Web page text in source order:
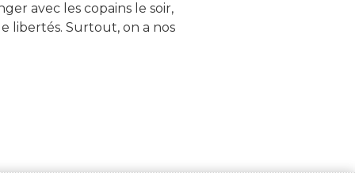
avec les copains le soir,
libertés. Surtout, on a nos